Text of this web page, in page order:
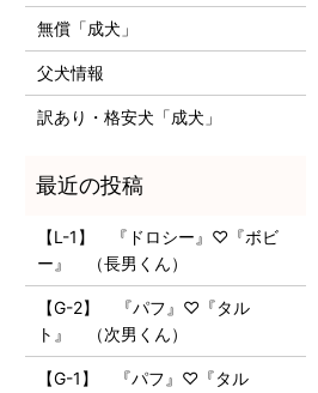
無償「成犬」
父犬情報
訳あり・格安犬「成犬」
【L-1】 『ドロシー』♡『ボビ
ー』 （長男くん）
【G-2】 『パフ』♡『タル
ト』 （次男くん）
【G-1】 『パフ』♡『タル